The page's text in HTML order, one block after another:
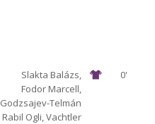
0'
Slakta Balázs,
Fodor Marcell,
Godzsajev-Telmán
Rabil Ogli, Vachtler